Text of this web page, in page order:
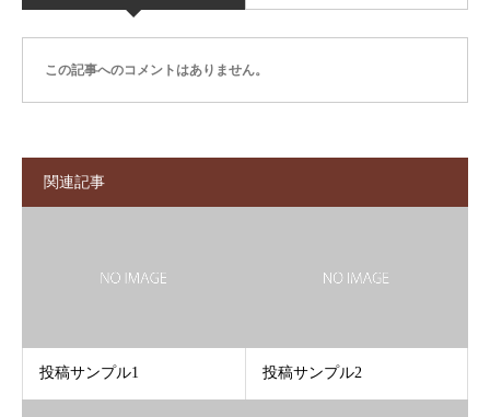
この記事へのコメントはありません。
関連記事
投稿サンプル1 投稿サンプル2